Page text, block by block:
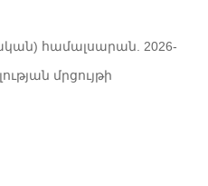
համալսարան. 2026-
մրցույթի